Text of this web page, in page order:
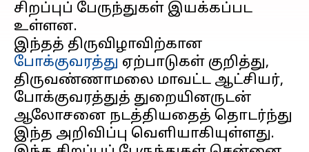
சிறப்புப் பேருந்துகள் இயக்கப்பட
உள்ளன.
இந்தத் திருவிழாவிற்கான
போக்குவரத்து ஏற்பாடுகள் குறித்து,
திருவண்ணாமலை மாவட்ட ஆட்சியர்,
போக்குவரத்துத் துறையினருடன்
ஆலோசனை நடத்தியதைத் தொடர்ந்து
இந்த அறிவிப்பு வெளியாகியுள்ளது.